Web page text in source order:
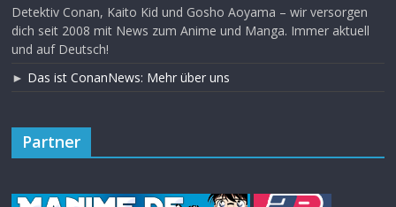
Detektiv Conan, Kaito Kid und Gosho Aoyama – wir versorgen
dich seit 2008 mit News zum Anime und Manga. Immer aktuell
und auf Deutsch!
► Das ist ConanNews: Mehr über uns
Partner